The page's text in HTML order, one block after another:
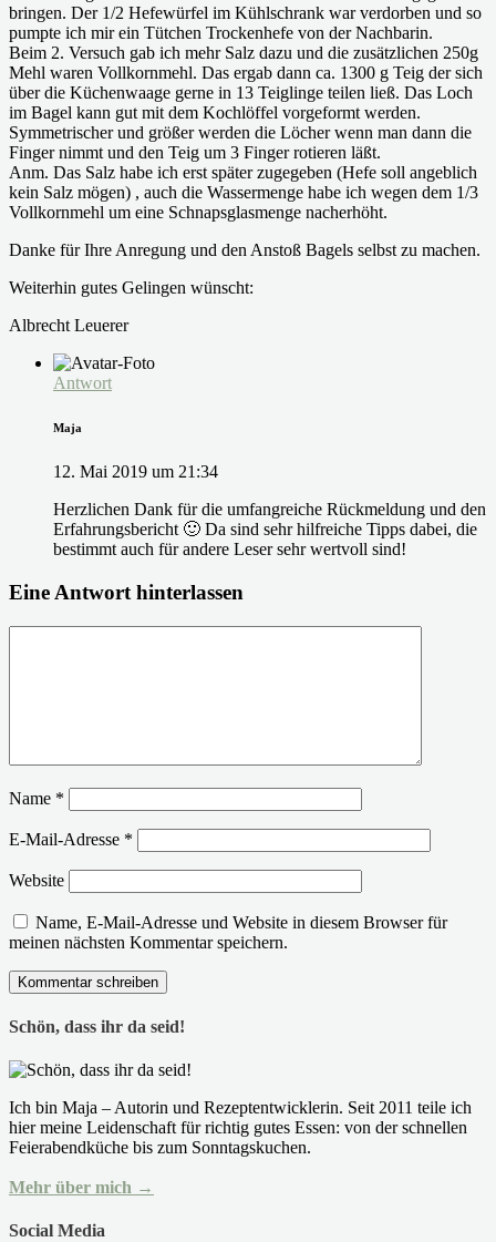
bringen. Der 1/2 Hefewürfel im Kühlschrank war verdorben und so
pumpte ich mir ein Tütchen Trockenhefe von der Nachbarin.
Beim 2. Versuch gab ich mehr Salz dazu und die zusätzlichen 250g
Mehl waren Vollkornmehl. Das ergab dann ca. 1300 g Teig der sich
über die Küchenwaage gerne in 13 Teiglinge teilen ließ. Das Loch
im Bagel kann gut mit dem Kochlöffel vorgeformt werden.
Symmetrischer und größer werden die Löcher wenn man dann die
Finger nimmt und den Teig um 3 Finger rotieren läßt.
Anm. Das Salz habe ich erst später zugegeben (Hefe soll angeblich
kein Salz mögen) , auch die Wassermenge habe ich wegen dem 1/3
Vollkornmehl um eine Schnapsglasmenge nacherhöht.
Danke für Ihre Anregung und den Anstoß Bagels selbst zu machen.
Weiterhin gutes Gelingen wünscht:
Albrecht Leuerer
Antwort
Maja
12. Mai 2019 um 21:34
Herzlichen Dank für die umfangreiche Rückmeldung und den
Erfahrungsbericht 🙂 Da sind sehr hilfreiche Tipps dabei, die
bestimmt auch für andere Leser sehr wertvoll sind!
Eine Antwort hinterlassen
Name *
E-Mail-Adresse *
Website
Name, E-Mail-Adresse und Website in diesem Browser für
meinen nächsten Kommentar speichern.
Schön, dass ihr da seid!
Ich bin Maja – Autorin und Rezeptentwicklerin. Seit 2011 teile ich
hier meine Leidenschaft für richtig gutes Essen: von der schnellen
Feierabendküche bis zum Sonntagskuchen.
Mehr über mich →
Social Media